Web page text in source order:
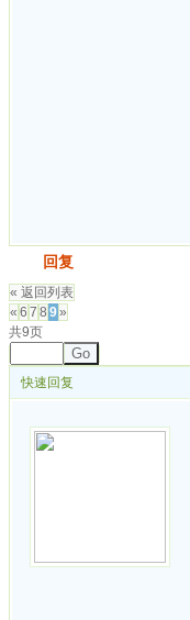
回复
« 返回列表
« 6 7 8 9»
共9页
Go
快速回复